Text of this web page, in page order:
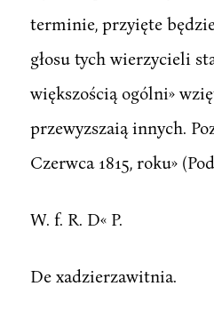
terminie, przyięte
głosu tych wierzycieli
większością ogólni»
przewyzszaią innych.
Czerwca 1815, roku»
W. f. R. D« P.
De xadzierzawitnia.